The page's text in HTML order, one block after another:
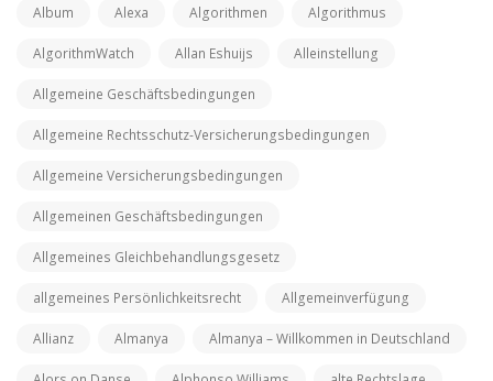
Album Alexa Algorithmen Algorithmus
AlgorithmWatch Allan Eshuijs Alleinstellung
Allgemeine Geschäftsbedingungen
Allgemeine Rechtsschutz-Versicherungsbedingungen
Allgemeine Versicherungsbedingungen
Allgemeinen Geschäftsbedingungen
Allgemeines Gleichbehandlungsgesetz
allgemeines Persönlichkeitsrecht Allgemeinverfügung
Allianz Almanya Almanya – Willkommen in Deutschland